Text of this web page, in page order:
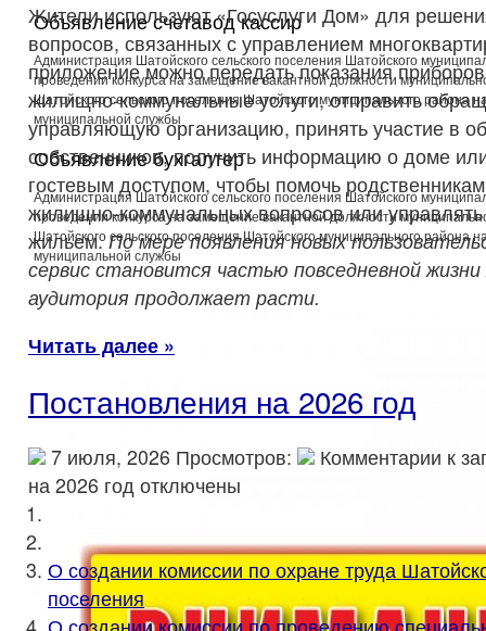
Объявление счетавод кассир
Администрация Шатойского сельского поселения Шатойского
проведении конкурса на замещение вакантной должности
Шатойского сельского поселения Шатойского муниципального района
муниципальной службы
Объявление бухгалтер
Администрация Шатойского сельского поселения Шатойского
проведении конкурса на замещение вакантной должности
Шатойского сельского поселения Шатойского муниципального района
муниципальной службы
Жители используют «Госуслуги Дом» для
вопросов, связанных с управлением
приложение можно передать показания приборов
жилищно-коммунальные услуги, отправить
управляющую организацию, принять участие в
собственников, получить информацию о доме
гостевым доступом, чтобы помочь
жилищно-коммунальных вопросов или
жильем.По мере появления новых
сервис становится частью повседневной
аудитория продолжает расти.
Читать далее »
Постановления на 2026 год
7 июля, 2026 Просмотров: Комментарии к
на 2026 год отключены
О создании комиссии по охране труда
поселения